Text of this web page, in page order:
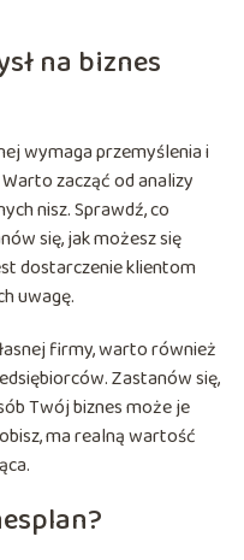
na biznes
wymaga przemyślenia i
zacząć od analizy
nisz. Sprawdź, co
się, jak możesz się
dostarczenie klientom
uwagę.
firmy, warto również
Zastanów się,
Twój biznes może je
ma realną wartość